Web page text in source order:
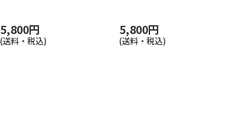
5,800円
(送料・税込)
5,800円
(送料・税込)